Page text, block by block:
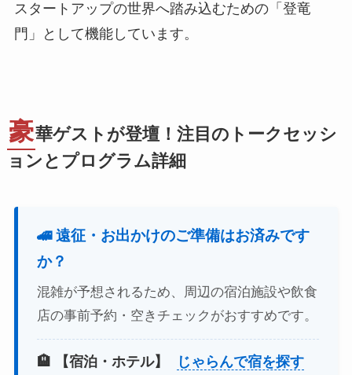
スタートアップの世界へ踏み込むための「登竜
門」として機能しています。
豪華ゲストが登壇！注目のトークセッシ
ョンとプログラム詳細
🚄 遠征・お出かけのご準備はお済みです
か？
混雑が予想されるため、周辺の宿泊施設や飲食
店の事前予約・空きチェックがおすすめです。
🏨 【宿泊・ホテル】 じゃらんで宿を探す